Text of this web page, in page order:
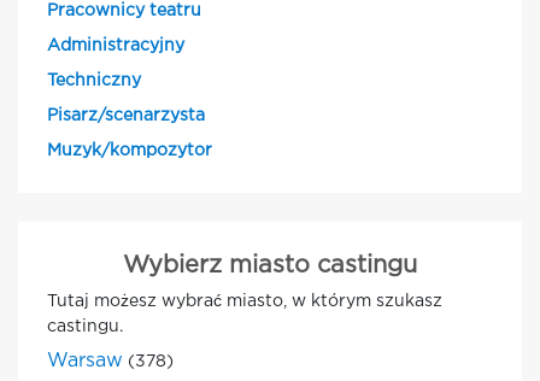
Pracownicy teatru
Administracyjny
Techniczny
Pisarz/scenarzysta
Muzyk/kompozytor
Wybierz miasto castingu
Tutaj możesz wybrać miasto, w którym szukasz
castingu.
Warsaw (378)